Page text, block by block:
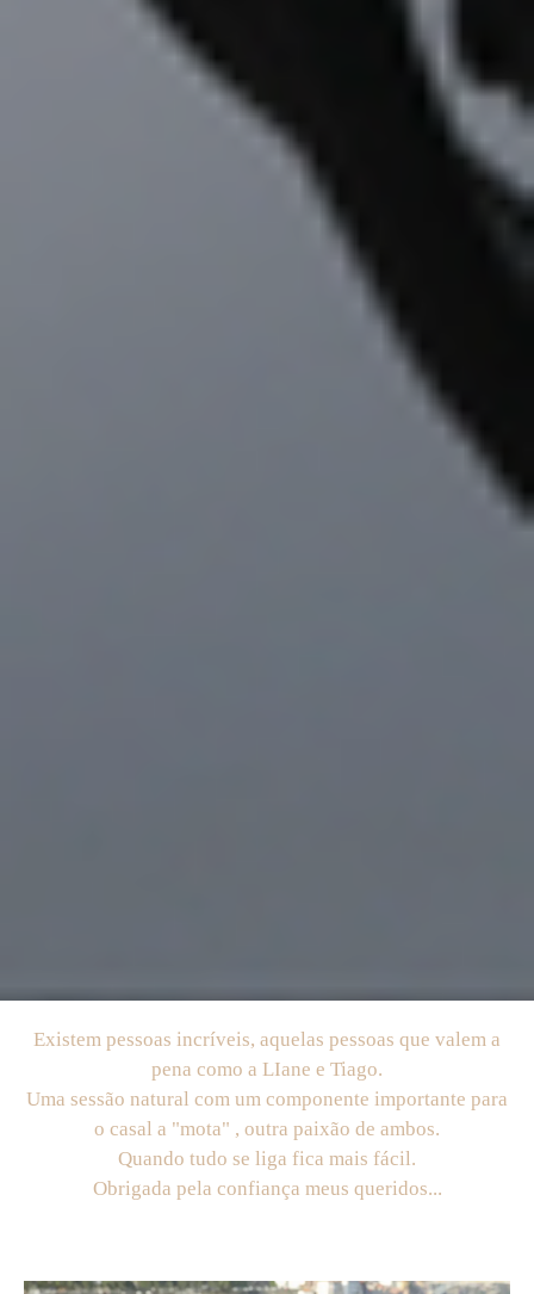
Existem pessoas incríveis, aquelas pessoas que valem a
pena como a LIane e Tiago.
Uma sessão natural com um componente importante para
o casal a "mota" , outra paixão de ambos.
Quando tudo se liga fica mais fácil.
Obrigada pela confiança meus queridos...